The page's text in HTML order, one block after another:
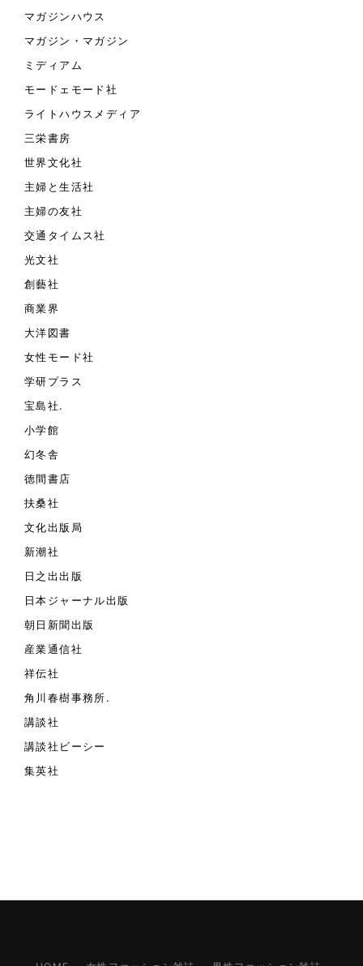
マガジンハウス
マガジン・マガジン
ミディアム
モードェモード社
ライトハウスメディア
三栄書房
世界文化社
主婦と生活社
主婦の友社
交通タイムス社
光文社
創藝社
商業界
大洋図書
女性モード社
学研プラス
宝島社.
小学館
幻冬舎
徳間書店
扶桑社
文化出版局
新潮社
日之出出版
日本ジャーナル出版
朝日新聞出版
産業通信社
祥伝社
角川春樹事務所.
講談社
講談社ビーシー
集英社